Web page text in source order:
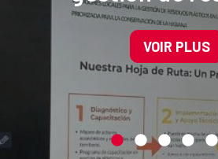
plásticos en
priorizada
Habana".
VOIR PLUS